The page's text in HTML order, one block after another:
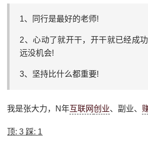
1、同行是最好的老师!
2、心动了就开干，开干就已经成
远没机会!
3、坚持比什么都重要!
我是张大力，N年互联网创业、副业、
顶:3 踩: 1